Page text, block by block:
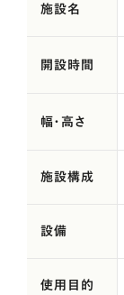
施設名
開設時間
幅・高さ
施設構成
設備
使用目的